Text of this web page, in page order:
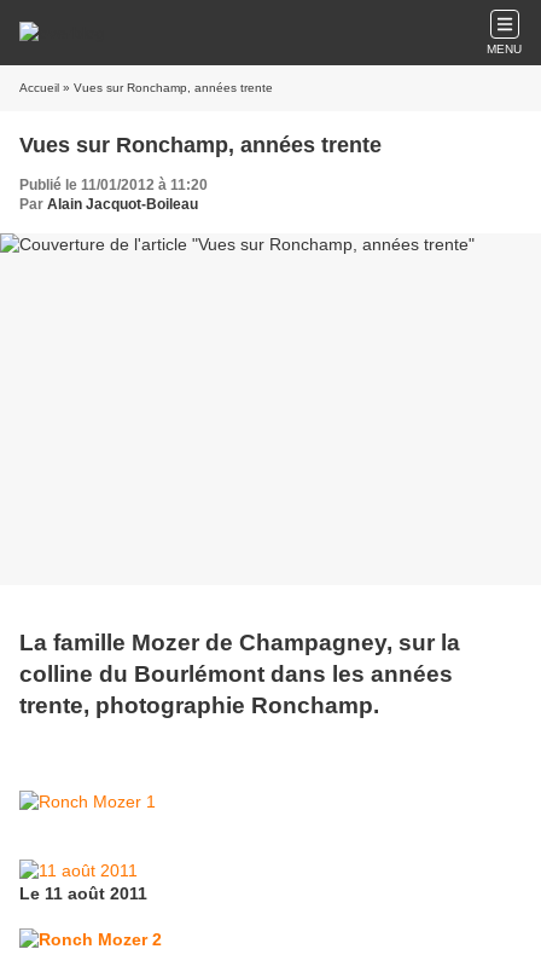
MENU
Accueil » Vues sur Ronchamp, années trente
Vues sur Ronchamp, années trente
Publié le 11/01/2012 à 11:20
Par Alain Jacquot-Boileau
La famille Mozer de Champagney, sur la
colline du Bourlémont dans les années
trente, photographie Ronchamp.
Le 11 août 2011